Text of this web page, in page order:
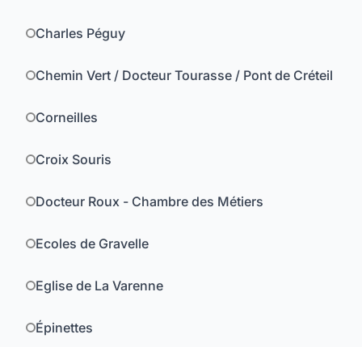
Charles Péguy
Chemin Vert / Docteur Tourasse / Pont de Créteil
Corneilles
Croix Souris
Docteur Roux - Chambre des Métiers
Ecoles de Gravelle
Eglise de La Varenne
Épinettes